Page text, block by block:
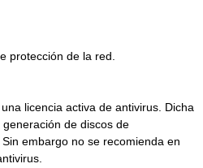
protección de la red.
licencia activa de antivirus. Dicha
de discos de
embargo no se recomienda en